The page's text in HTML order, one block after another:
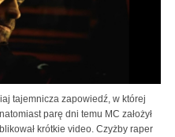
tajemnicza zapowiedź, w której
, natomiast parę dni temu MC założył
krótkie video. Czyżby raper